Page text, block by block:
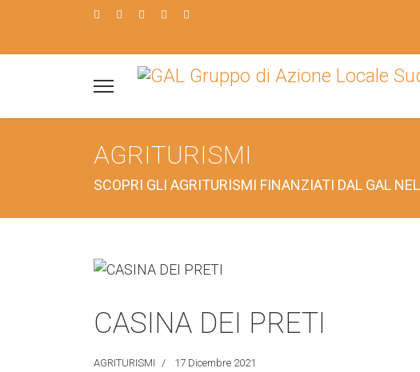
AGRITURISMI
SCOPRI GLI AGRITURISMI FINANZIATI DAL GAL
CASINA DEI PRETI
AGRITURISMI 17 Dicembre 2021